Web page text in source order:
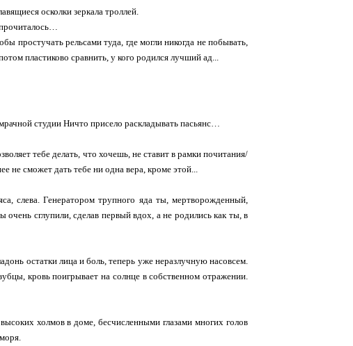
осколки зеркала троллей.
простучать рельсами туда, где могли никогда не побывать,
пластиково сравнить, у кого родился лучший ад...
студии Ничто присело раскладывать пасьянс…
тебе делать, что хочешь, не ставит в рамки почитания/
не сможет дать тебе ни одна вера, кроме этой...
слева. Генератором трупного яда ты, мертворожденный,
сглупили, сделав первый вдох, а не родились как ты, в
остатки лица и боль, теперь уже неразлучную насовсем.
кровь поигрывает на солнце в собственном отражении.
холмов в доме, бесчисленными глазами многих голов